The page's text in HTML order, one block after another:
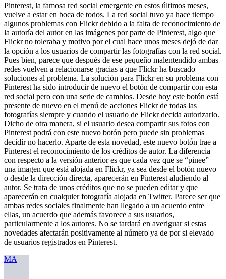
Pinterest, la famosa red social emergente en estos últimos meses,
vuelve a estar en boca de todos. La red social tuvo ya hace tiempo
algunos problemas con Flickr debido a la falta de reconocimiento de
la autoría del autor en las imágenes por parte de Pinterest, algo que
Flickr no toleraba y motivo por el cual hace unos meses dejó de dar
la opción a los usuarios de compartir las fotografías con la red social.
Pues bien, parece que después de ese pequeño malentendido ambas
redes vuelven a relacionarse gracias a que Flickr ha buscado
soluciones al problema. La solución para Flickr en su problema con
Pinterest ha sido introducir de nuevo el botón de compartir con esta
red social pero con una serie de cambios. Desde hoy este botón está
presente de nuevo en el menú de acciones Flickr de todas las
fotografías siempre y cuando el usuario de Flickr decida autorizarlo.
Dicho de otra manera, si el usuario desea compartir sus fotos con
Pinterest podrá con este nuevo botón pero puede sin problemas
decidir no hacerlo. Aparte de esta novedad, este nuevo botón trae a
Pinterest el reconocimiento de los créditos de autor. La diferencia
con respecto a la versión anterior es que cada vez que se “pinee”
una imagen que está alojada en Flickr, ya sea desde el botón nuevo
o desde la dirección directa, aparecerán en Pinterest aludiendo al
autor. Se trata de unos créditos que no se pueden editar y que
aparecerán en cualquier fotografía alojada en Twitter. Parece ser que
ambas redes sociales finalmente han llegado a un acuerdo entre
ellas, un acuerdo que además favorece a sus usuarios,
particularmente a los autores. No se tardará en averiguar si estas
novedades afectarán positivamente al número ya de por si elevado
de usuarios registrados en Pinterest.
MA